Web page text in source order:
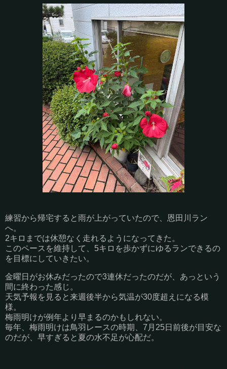
練習から帰宅すると雨が上がっていたので、恩田川ラン
へ。
2キロまでは休憩なく走れるようになってきた。
このペースを維持して、5キロを歩かずにゆるランできるの
を目標にしていきたい。
金曜日がお休みだったので3連休だったのだが、あっという
間に終わった感じ。
天気予報を見ると来週後半から気温が30度超えになる模
様。
梅雨明けが例年より早まるのかもしれない。
毎年、梅雨明けは鳥羽レースの時期、7月25日前後が目安な
のだが、早すぎると夏の水不足が心配だ。